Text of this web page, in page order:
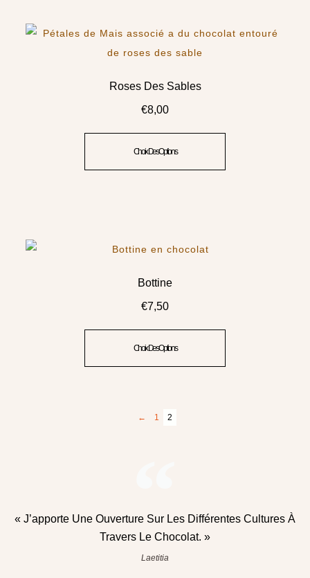
Roses Des Sables
€8,00
Choix Des Options
Bottine
€7,50
Choix Des Options
← 1 2
« J’apporte Une Ouverture Sur Les Différentes Cultures À
Travers Le Chocolat. »
Laetitia